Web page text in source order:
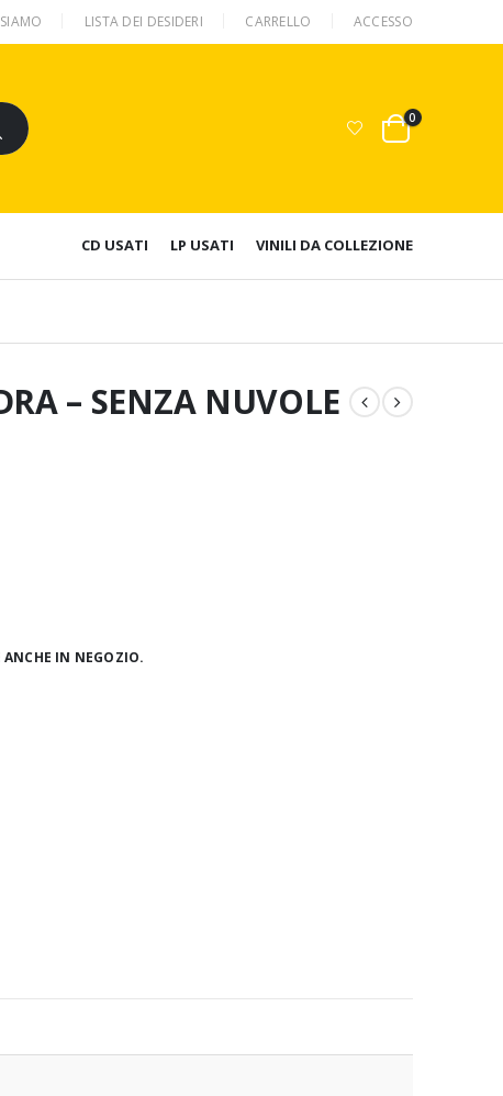
LISTA DEI DESIDERI CARRELLO ACCESSO
0
CD USATI LP USATI VINILI DA COLLEZIONE
– SENZA NUVOLE
ANCHE IN NEGOZIO.